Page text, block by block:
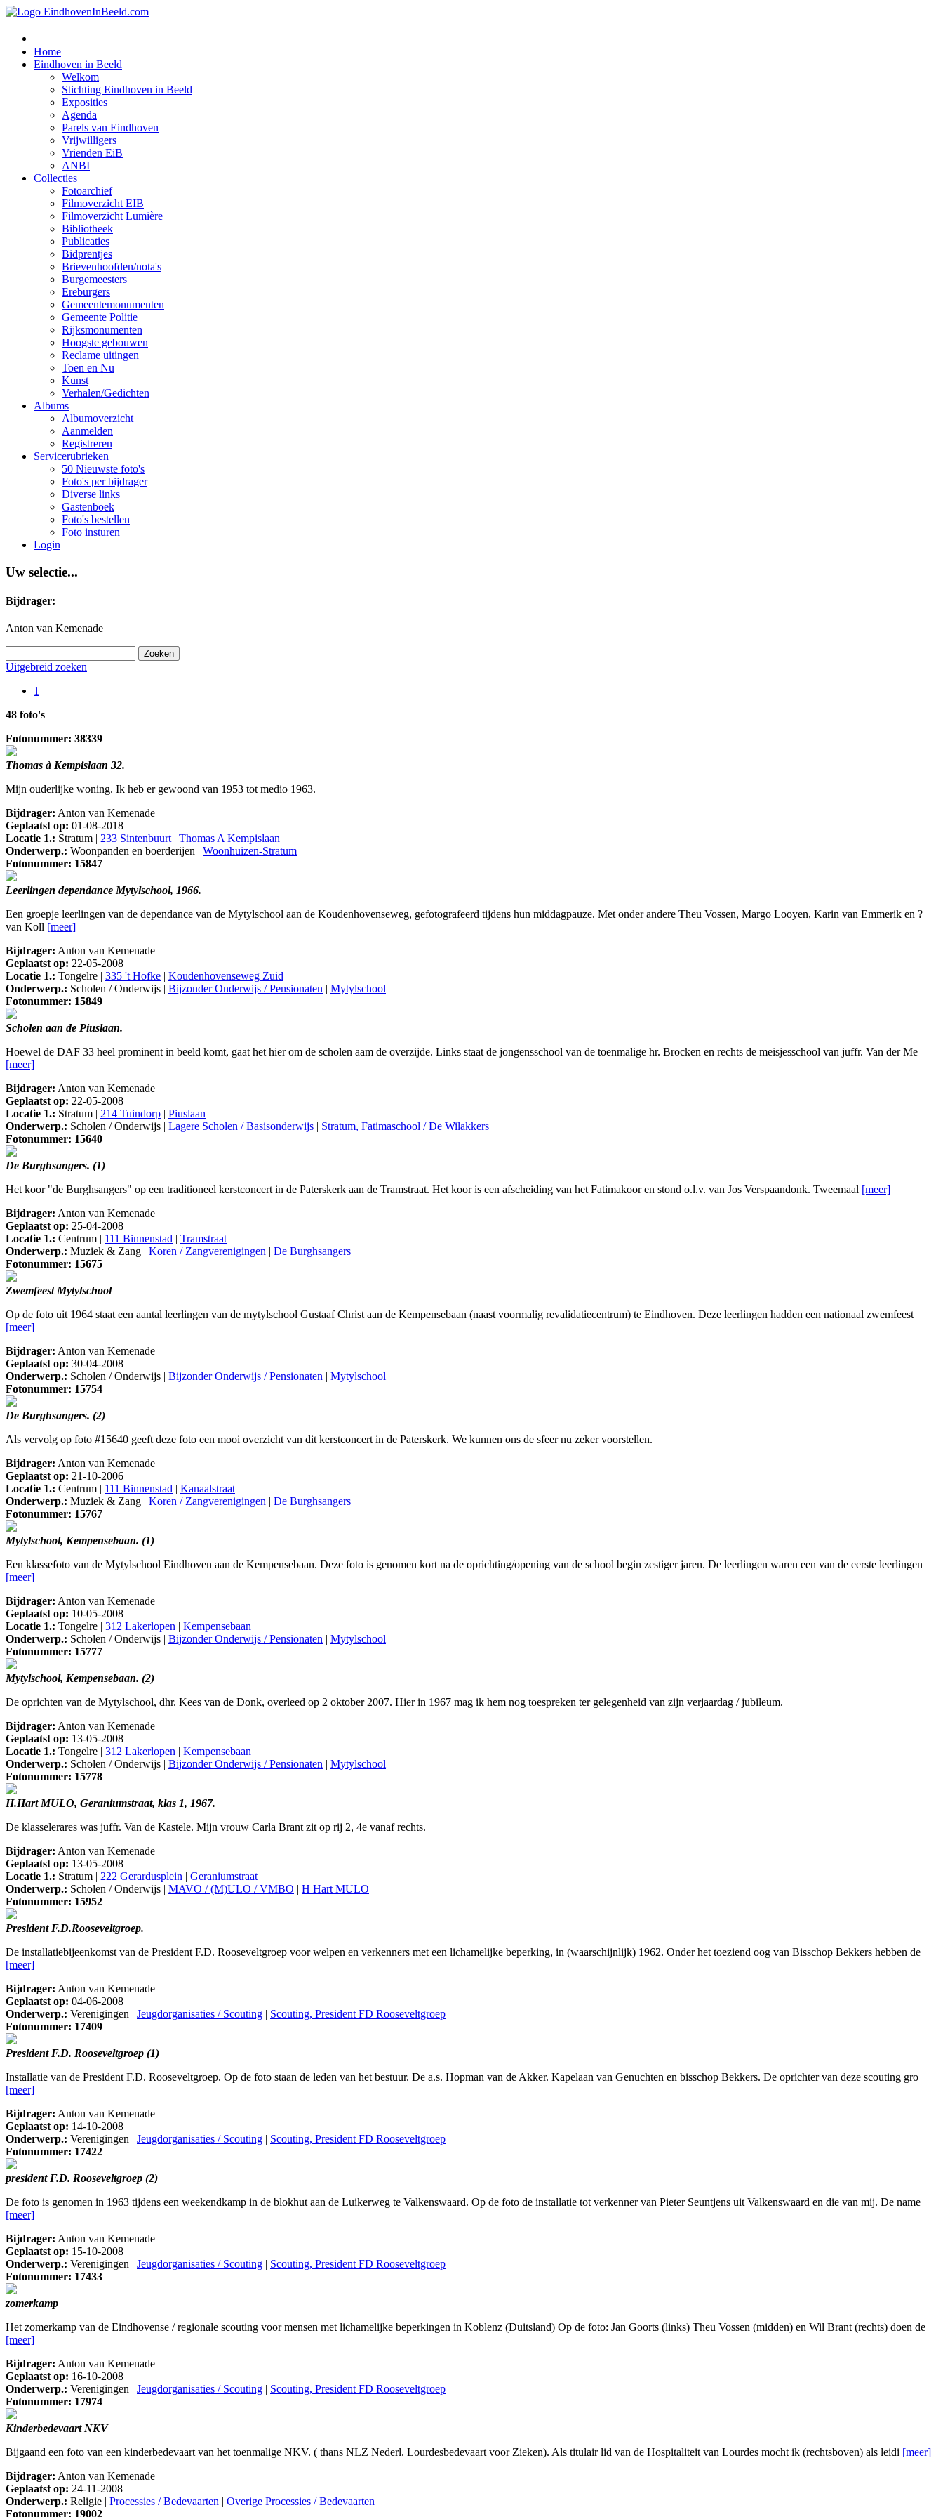
Home
Eindhoven in Beeld
Welkom
Stichting Eindhoven in Beeld
Exposities
Agenda
Parels van Eindhoven
Vrijwilligers
Vrienden EiB
ANBI
Collecties
Fotoarchief
Filmoverzicht EIB
Filmoverzicht Lumière
Bibliotheek
Publicaties
Bidprentjes
Brievenhoofden/nota's
Burgemeesters
Ereburgers
Gemeentemonumenten
Gemeente Politie
Rijksmonumenten
Hoogste gebouwen
Reclame uitingen
Toen en Nu
Kunst
Verhalen/Gedichten
Albums
Albumoverzicht
Aanmelden
Registreren
Servicerubrieken
50 Nieuwste foto's
Foto's per bijdrager
Diverse links
Gastenboek
Foto's bestellen
Foto insturen
Login
Uw selectie...
Bijdrager:
Anton van Kemenade
Uitgebreid zoeken
1
48 foto's
Fotonummer: 38339
Thomas à Kempislaan 32.
Mijn ouderlijke woning. Ik heb er gewoond van 1953 tot medio 1963.
Bijdrager: Anton van Kemenade
Geplaatst op: 01-08-2018
Locatie 1.: Stratum | 233 Sintenbuurt | Thomas A Kempislaan
Onderwerp.: Woonpanden en boerderijen | Woonhuizen-Stratum
Fotonummer: 15847
Leerlingen dependance Mytylschool, 1966.
Een groepje leerlingen van de dependance van de Mytylschool aan de Koudenhovenseweg, gefotografeerd tijdens hun middagpauze. Met onder andere Theu Vossen, Margo Looyen, Karin van Emmerik en ?
van Koll [meer]
Bijdrager: Anton van Kemenade
Geplaatst op: 22-05-2008
Locatie 1.: Tongelre | 335 't Hofke | Koudenhovenseweg Zuid
Onderwerp.: Scholen / Onderwijs | Bijzonder Onderwijs / Pensionaten | Mytylschool
Fotonummer: 15849
Scholen aan de Piuslaan.
Hoewel de DAF 33 heel prominent in beeld komt, gaat het hier om de scholen aam de overzijde. Links staat de jongensschool van de toenmalige hr. Brocken en rechts de meisjesschool van juffr. Van der Me
[meer]
Bijdrager: Anton van Kemenade
Geplaatst op: 22-05-2008
Locatie 1.: Stratum | 214 Tuindorp | Piuslaan
Onderwerp.: Scholen / Onderwijs | Lagere Scholen / Basisonderwijs | Stratum, Fatimaschool / De Wilakkers
Fotonummer: 15640
De Burghsangers. (1)
Het koor "de Burghsangers" op een traditioneel kerstconcert in de Paterskerk aan de Tramstraat. Het koor is een afscheiding van het Fatimakoor en stond o.l.v. van Jos Verspaandonk. Tweemaal [meer]
Bijdrager: Anton van Kemenade
Geplaatst op: 25-04-2008
Locatie 1.: Centrum | 111 Binnenstad | Tramstraat
Onderwerp.: Muziek & Zang | Koren / Zangverenigingen | De Burghsangers
Fotonummer: 15675
Zwemfeest Mytylschool
Op de foto uit 1964 staat een aantal leerlingen van de mytylschool Gustaaf Christ aan de Kempensebaan (naast voormalig revalidatiecentrum) te Eindhoven. Deze leerlingen hadden een nationaal zwemfeest
[meer]
Bijdrager: Anton van Kemenade
Geplaatst op: 30-04-2008
Onderwerp.: Scholen / Onderwijs | Bijzonder Onderwijs / Pensionaten | Mytylschool
Fotonummer: 15754
De Burghsangers. (2)
Als vervolg op foto #15640 geeft deze foto een mooi overzicht van dit kerstconcert in de Paterskerk. We kunnen ons de sfeer nu zeker voorstellen.
Bijdrager: Anton van Kemenade
Geplaatst op: 21-10-2006
Locatie 1.: Centrum | 111 Binnenstad | Kanaalstraat
Onderwerp.: Muziek & Zang | Koren / Zangverenigingen | De Burghsangers
Fotonummer: 15767
Mytylschool, Kempensebaan. (1)
Een klassefoto van de Mytylschool Eindhoven aan de Kempensebaan. Deze foto is genomen kort na de oprichting/opening van de school begin zestiger jaren. De leerlingen waren een van de eerste leerlingen
[meer]
Bijdrager: Anton van Kemenade
Geplaatst op: 10-05-2008
Locatie 1.: Tongelre | 312 Lakerlopen | Kempensebaan
Onderwerp.: Scholen / Onderwijs | Bijzonder Onderwijs / Pensionaten | Mytylschool
Fotonummer: 15777
Mytylschool, Kempensebaan. (2)
De oprichten van de Mytylschool, dhr. Kees van de Donk, overleed op 2 oktober 2007. Hier in 1967 mag ik hem nog toespreken ter gelegenheid van zijn verjaardag / jubileum.
Bijdrager: Anton van Kemenade
Geplaatst op: 13-05-2008
Locatie 1.: Tongelre | 312 Lakerlopen | Kempensebaan
Onderwerp.: Scholen / Onderwijs | Bijzonder Onderwijs / Pensionaten | Mytylschool
Fotonummer: 15778
H.Hart MULO, Geraniumstraat, klas 1, 1967.
De klasselerares was juffr. Van de Kastele. Mijn vrouw Carla Brant zit op rij 2, 4e vanaf rechts.
Bijdrager: Anton van Kemenade
Geplaatst op: 13-05-2008
Locatie 1.: Stratum | 222 Gerardusplein | Geraniumstraat
Onderwerp.: Scholen / Onderwijs | MAVO / (M)ULO / VMBO | H Hart MULO
Fotonummer: 15952
President F.D.Rooseveltgroep.
De installatiebijeenkomst van de President F.D. Rooseveltgroep voor welpen en verkenners met een lichamelijke beperking, in (waarschijnlijk) 1962. Onder het toeziend oog van Bisschop Bekkers hebben de
[meer]
Bijdrager: Anton van Kemenade
Geplaatst op: 04-06-2008
Onderwerp.: Verenigingen | Jeugdorganisaties / Scouting | Scouting, President FD Rooseveltgroep
Fotonummer: 17409
President F.D. Rooseveltgroep (1)
Installatie van de President F.D. Rooseveltgroep. Op de foto staan de leden van het bestuur. De a.s. Hopman van de Akker. Kapelaan van Genuchten en bisschop Bekkers. De oprichter van deze scouting gro
[meer]
Bijdrager: Anton van Kemenade
Geplaatst op: 14-10-2008
Onderwerp.: Verenigingen | Jeugdorganisaties / Scouting | Scouting, President FD Rooseveltgroep
Fotonummer: 17422
president F.D. Rooseveltgroep (2)
De foto is genomen in 1963 tijdens een weekendkamp in de blokhut aan de Luikerweg te Valkenswaard. Op de foto de installatie tot verkenner van Pieter Seuntjens uit Valkenswaard en die van mij. De name
[meer]
Bijdrager: Anton van Kemenade
Geplaatst op: 15-10-2008
Onderwerp.: Verenigingen | Jeugdorganisaties / Scouting | Scouting, President FD Rooseveltgroep
Fotonummer: 17433
zomerkamp
Het zomerkamp van de Eindhovense / regionale scouting voor mensen met lichamelijke beperkingen in Koblenz (Duitsland) Op de foto: Jan Goorts (links) Theu Vossen (midden) en Wil Brant (rechts) doen de
[meer]
Bijdrager: Anton van Kemenade
Geplaatst op: 16-10-2008
Onderwerp.: Verenigingen | Jeugdorganisaties / Scouting | Scouting, President FD Rooseveltgroep
Fotonummer: 17974
Kinderbedevaart NKV
Bijgaand een foto van een kinderbedevaart van het toenmalige NKV. ( thans NLZ Nederl. Lourdesbedevaart voor Zieken). Als titulair lid van de Hospitaliteit van Lourdes mocht ik (rechtsboven) als leidi [meer]
Bijdrager: Anton van Kemenade
Geplaatst op: 24-11-2008
Onderwerp.: Religie | Processies / Bedevaarten | Overige Processies / Bedevaarten
Fotonummer: 19002